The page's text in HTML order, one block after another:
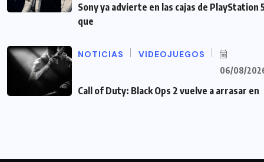
Sony ya advierte en las cajas de PlayStation
que
NOTICIAS VIDEOJUEGOS
06/08/
Call of Duty: Black Ops 2 vuelve a arrasar en